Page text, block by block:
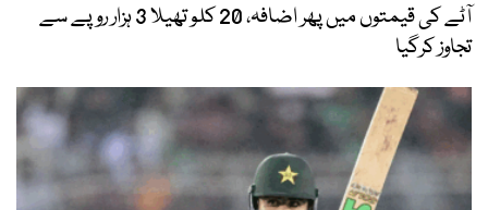
آٹے کی قیمتوں میں پھر اضافہ، 20 کلو تھیلا 3 ہزار روپے سے
تجاوز کرگیا